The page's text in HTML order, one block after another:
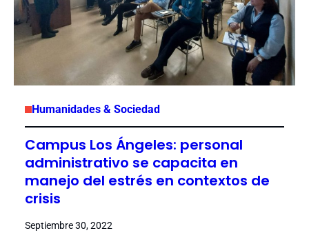
Humanidades & Sociedad
Campus Los Ángeles: personal
administrativo se capacita en
manejo del estrés en contextos de
crisis
Septiembre 30, 2022